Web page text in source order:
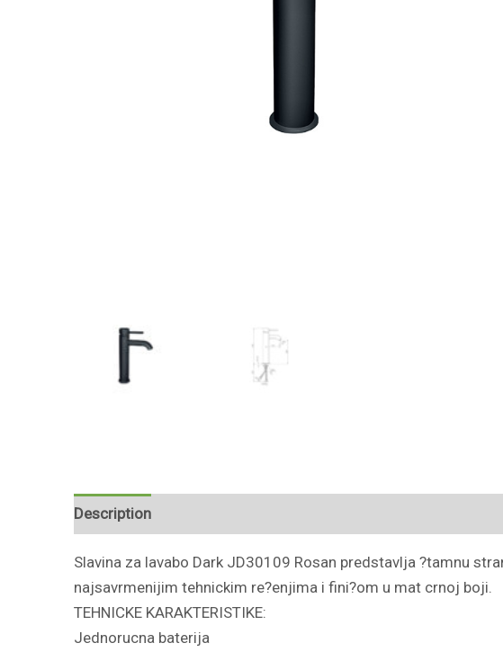
Description
Slavina za lavabo Dark JD30109 Rosan predstavlja ?tamnu
najsavrmenijim tehnickim re?enjima i fini?om u mat crnoj boji.
TEHNICKE KARAKTERISTIKE:
Jednorucna baterija